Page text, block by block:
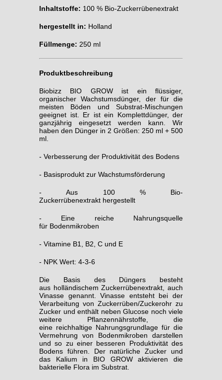
Inhaltstoffe: 100 % Bio-Zuckerrübenextrakt
hergestellt in: Holland
Füllmenge: 250 ml
Produktbeschreibung
Biobizz BIO GROW ist ein flüssiger,
organischer Wachstumsdünger, der für die
meisten Böden und Substrat-Mischungen
geeignet ist. Er ist ein Komplettdünger, der
ganzjährig eingesetzt werden kann. Wir
haben den Dünger in 2 Größen: 250 ml + 500
ml.
- Verbesserung der Produktivität des Bodens
- Basisprodukt zur Wachstumsförderung
- Aus 100 % Bio-
Zuckerrübenextrakt hergestellt
- Eine reiche Nahrungsquelle
für Bodenmikroben
- Vitamine B1, B2, C und E
- NPK Wert: 4-3-6
Die Basis des Düngers besteht
aus holländischem Zuckerrübenextrakt, auch
Vinasse genannt. Vinasse entsteht bei der
Verarbeitung von Zuckerrüben/Zuckerohr zu
Zucker und enthält neben Glucose noch viele
weitere Pflanzennährstoffe, die
eine reichhaltige Nahrungsgrundlage für die
Vermehrung von Bodenmikroben darstellen
und so zu einer besseren Produktivität des
Bodens führen. Der natürliche Zucker und
das Kalium in BIO GROW aktivieren die
bakterielle Flora im Substrat.